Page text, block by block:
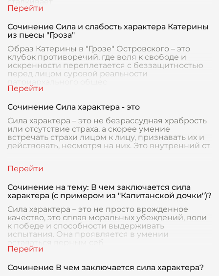
Сочинение Сила и слабость характера Катерины
из пьесы "Гроза"
Образ Катерины в "Грозе" Островского – это
клубок противоречий, где воля к свободе и
искренности переплетается с беззащитностью
перед лицом суровой реальности
патриархального общес
Сочинение Сила характера - это
Сила характера – это не безрассудная храбрость
или отсутствие страха, а скорее умение
встречать страхи лицом к лицу, признавать их и
действовать, несмотря на них. Это внутренний ст
Сочинение на тему: В чем заключается сила
характера (с примером из "Капитанской дочки")?
Сила характера – это не просто врожденное
качество, это сплав моральных убеждений, воли
к победе и способности выдерживать
испытания. Она проявляется в умении
оставаться верным себ
Сочинение В чем заключается сила характера?